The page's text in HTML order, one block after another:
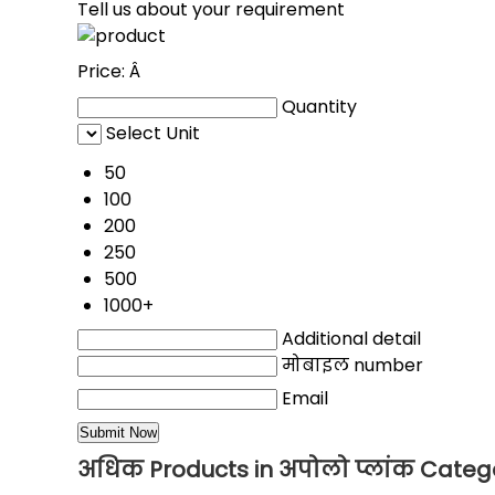
Tell us about your requirement
Price: Â
Quantity
Select Unit
50
100
200
250
500
1000+
Additional detail
मोबाइल number
Email
अधिक Products in अपोलो प्लांक